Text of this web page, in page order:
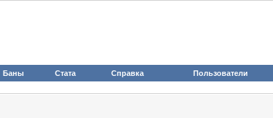
Баны Стата Справка Пользователи